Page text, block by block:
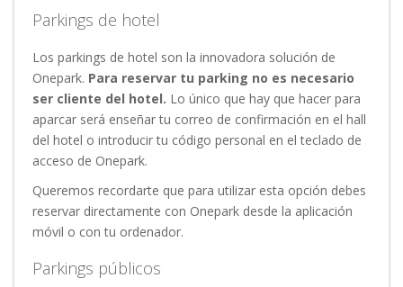
Parkings de hotel
Los parkings de hotel son la innovadora solución de
Onepark. Para reservar tu parking no es necesario
ser cliente del hotel. Lo único que hay que hacer para
aparcar será enseñar tu correo de confirmación en el hall
del hotel o introducir tu código personal en el teclado de
acceso de Onepark.
Queremos recordarte que para utilizar esta opción debes
reservar directamente con Onepark desde la aplicación
móvil o con tu ordenador.
Parkings públicos